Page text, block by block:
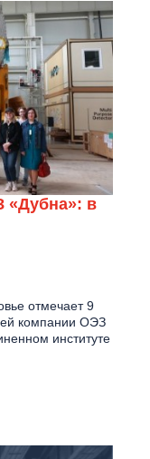
«Дубна»: в
отмечает 9
компании ОЭЗ
институте